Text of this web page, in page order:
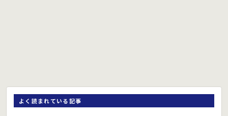
よく読まれている記事